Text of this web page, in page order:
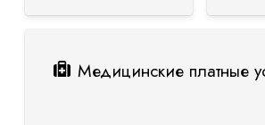
Медицинские платные